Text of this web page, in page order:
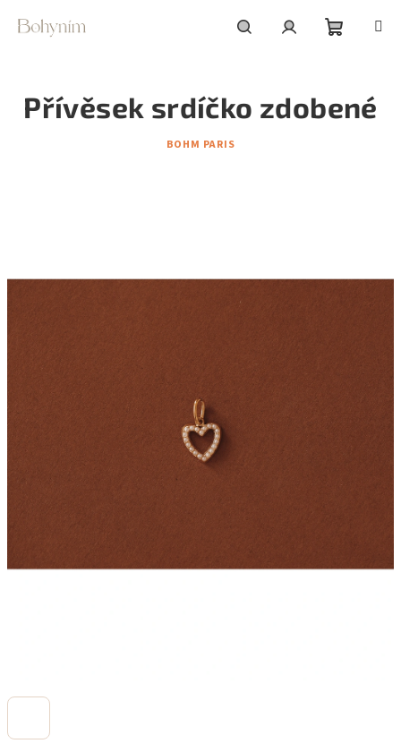
košík
Přívěsek srdíčko zdobené
BOHM PARIS